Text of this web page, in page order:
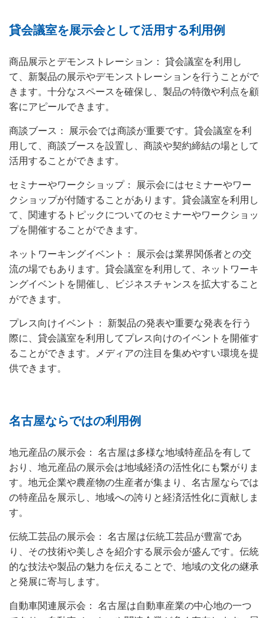
貸会議室を展示会として活用する利用例
商品展示とデモンストレーション： 貸会議室を利用し
て、新製品の展示やデモンストレーションを行うことがで
きます。十分なスペースを確保し、製品の特徴や利点を顧
客にアピールできます。
商談ブース： 展示会では商談が重要です。貸会議室を利
用して、商談ブースを設置し、商談や契約締結の場として
活用することができます。
セミナーやワークショップ： 展示会にはセミナーやワー
クショップが付随することがあります。貸会議室を利用し
て、関連するトピックについてのセミナーやワークショッ
プを開催することができます。
ネットワーキングイベント： 展示会は業界関係者との交
流の場でもあります。貸会議室を利用して、ネットワーキ
ングイベントを開催し、ビジネスチャンスを拡大すること
ができます。
プレス向けイベント： 新製品の発表や重要な発表を行う
際に、貸会議室を利用してプレス向けのイベントを開催す
ることができます。メディアの注目を集めやすい環境を提
供できます。
名古屋ならではの利用例
地元産品の展示会： 名古屋は多様な地域特産品を有して
おり、地元産品の展示会は地域経済の活性化にも繋がりま
す。地元企業や農産物の生産者が集まり、名古屋ならでは
の特産品を展示し、地域への誇りと経済活性化に貢献しま
す。
伝統工芸品の展示会： 名古屋は伝統工芸品が豊富であ
り、その技術や美しさを紹介する展示会が盛んです。伝統
的な技法や製品の魅力を伝えることで、地域の文化の継承
と発展に寄与します。
自動車関連展示会： 名古屋は自動車産業の中心地の一つ